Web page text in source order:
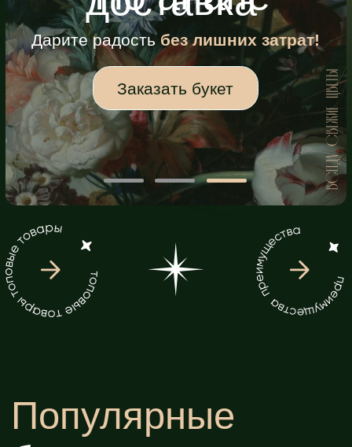
2499 руб 3910 руб
51 роза
никогда не выйдет
из моды
Оформить заказ
4949 руб
101 роза
Оформить заказ
7
БОЛЬШЕ